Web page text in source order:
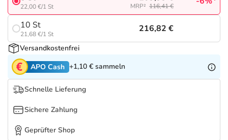
Tierapotheke
Vitamine & Mineralstoffe
Marken
Salus Deals
22,00 €/1 St MRP² 116,41 €
10 St
21,68 €/1 St
216,82 €
Versandkostenfrei
APO Cash +1,10 € sammeln
Schnelle Lieferung
Sichere Zahlung
Geprüfter Shop